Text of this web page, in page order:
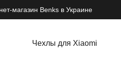
магазин Benks в Украине
Чехлы для Xiaomi